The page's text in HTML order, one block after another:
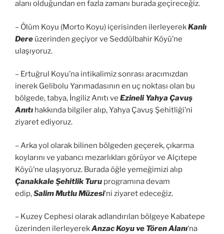
alanı olduğundan en fazla zamanı burada geçireceğiz.
– Ölüm Koyu (Morto Koyu) içerisinden ilerleyerekKanlı
Dere üzerinden geçiyor ve Seddülbahir Köyü’ne
ulaşıyoruz.
– Ertuğrul Koyu’na intikalimiz sonrası aracımızdan
inerek Gelibolu Yarımadasının en uç noktası olan bu
bölgede, tabya, İngiliz Anıtı ve Ezineli Yahya Çavuş
Anıtı hakkında bilgiler alıp, Yahya Çavuş Şehitliği’ni
ziyaret ediyoruz.
– Arka yol olarak bilinen bölgeden geçerek, çıkarma
koylarını ve yabancı mezarlıkları görüyor ve Alçıtepe
Köyü’ne ulaşıyoruz. Burada öğle yemeğimizi alıp
Çanakkale Şehitlik Turu programına devam
edip,Salim Mutlu Müzesi‘ni ziyaret edeceğiz.
– Kuzey Cephesi olarak adlandırılan bölgeye Kabatepe
üzerinden ilerleyerekAnzac Koyu ve Tören Alanı‘na